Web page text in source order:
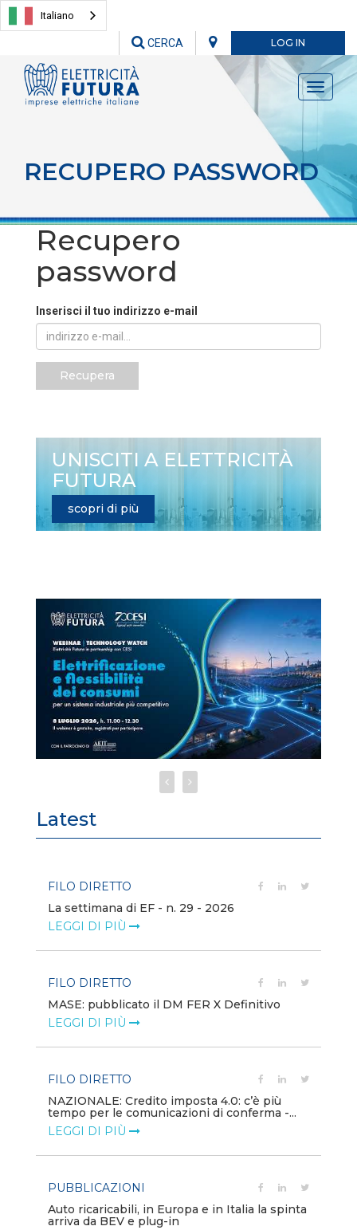
Italiano
LOG IN
CERCA
Toggle
RECUPERO PASSWORD
Recupero
password
Inserisci il tuo indirizzo e-mail
Recupera
UNISCITI A ELETTRICITÀ
FUTURA
scopri di più
Latest
FILO DIRETTO
La settimana di EF - n. 29 - 2026
LEGGI DI PIÙ
FILO DIRETTO
MASE: pubblicato il DM FER X Definitivo
LEGGI DI PIÙ
FILO DIRETTO
NAZIONALE: Credito imposta 4.0: c’è più
tempo per le comunicazioni di conferma -...
LEGGI DI PIÙ
PUBBLICAZIONI
Auto ricaricabili, in Europa e in Italia la spinta
arriva da BEV e plug-in